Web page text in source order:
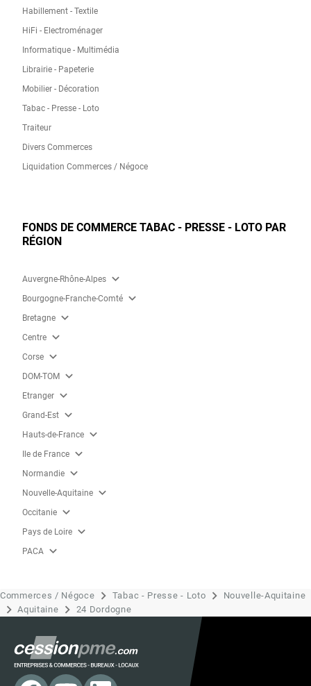
Habillement - Textile
HiFi - Electroménager
Informatique - Multimédia
Librairie - Papeterie
Mobilier - Décoration
Tabac - Presse - Loto
Traiteur
Divers Commerces
Liquidation Commerces / Négoce
FONDS DE COMMERCE TABAC - PRESSE - LOTO PAR
RÉGION
Auvergne-Rhône-Alpes expand_more
Bourgogne-Franche-Comté expand_more
Bretagne expand_more
Centre expand_more
Corse expand_more
DOM-TOM expand_more
Etranger expand_more
Grand-Est expand_more
Hauts-de-France expand_more
Ile de France expand_more
Normandie expand_more
Nouvelle-Aquitaine expand_more
Occitanie expand_more
Pays de Loire expand_more
PACA expand_more
Commerces / Négoce Tabac - Presse - Loto
Nouvelle-Aquitaine
Aquitaine
24 Dordogne